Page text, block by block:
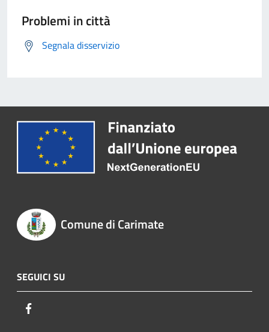
Problemi in città
Segnala disservizio
Comune di Carimate
SEGUICI SU